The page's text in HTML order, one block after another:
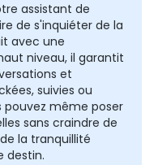
assistant de
de s'inquiéter de la
avec une
niveau, il garantit
et
suivies ou
pouvez même poser
sans craindre de
la tranquillité
destin.